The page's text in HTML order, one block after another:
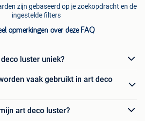
zijn gebaseerd op je zoekopdracht en de
ingestelde filters
opmerkingen over deze FAQ
luster uniek?
vaak gebruikt in art deco
art deco luster?